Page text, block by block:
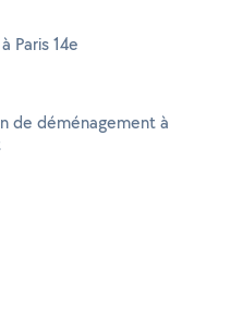
Paris 14e
de déménagement à